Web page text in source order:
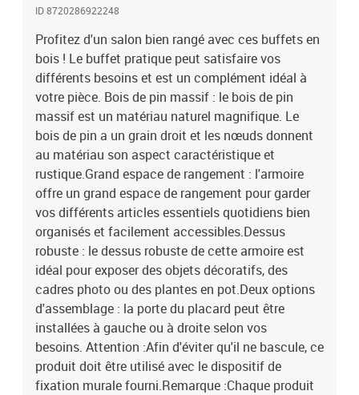
ID 8720286922248
Profitez d'un salon bien rangé avec ces buffets en
bois ! Le buffet pratique peut satisfaire vos
différents besoins et est un complément idéal à
votre pièce. Bois de pin massif : le bois de pin
massif est un matériau naturel magnifique. Le
bois de pin a un grain droit et les nœuds donnent
au matériau son aspect caractéristique et
rustique.Grand espace de rangement : l'armoire
offre un grand espace de rangement pour garder
vos différents articles essentiels quotidiens bien
organisés et facilement accessibles.Dessus
robuste : le dessus robuste de cette armoire est
idéal pour exposer des objets décoratifs, des
cadres photo ou des plantes en pot.Deux options
d'assemblage : la porte du placard peut être
installées à gauche ou à droite selon vos
besoins. Attention :Afin d'éviter qu'il ne bascule, ce
produit doit être utilisé avec le dispositif de
fixation murale fourni.Remarque :Chaque produit